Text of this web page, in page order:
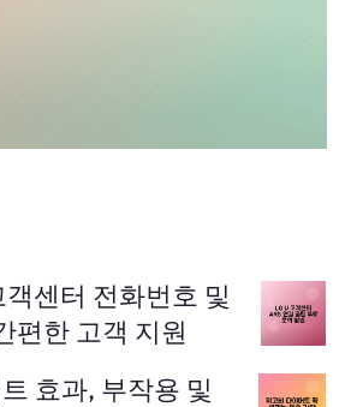
센터 전화번호 및
편한 고객 지원
효과, 부작용 및